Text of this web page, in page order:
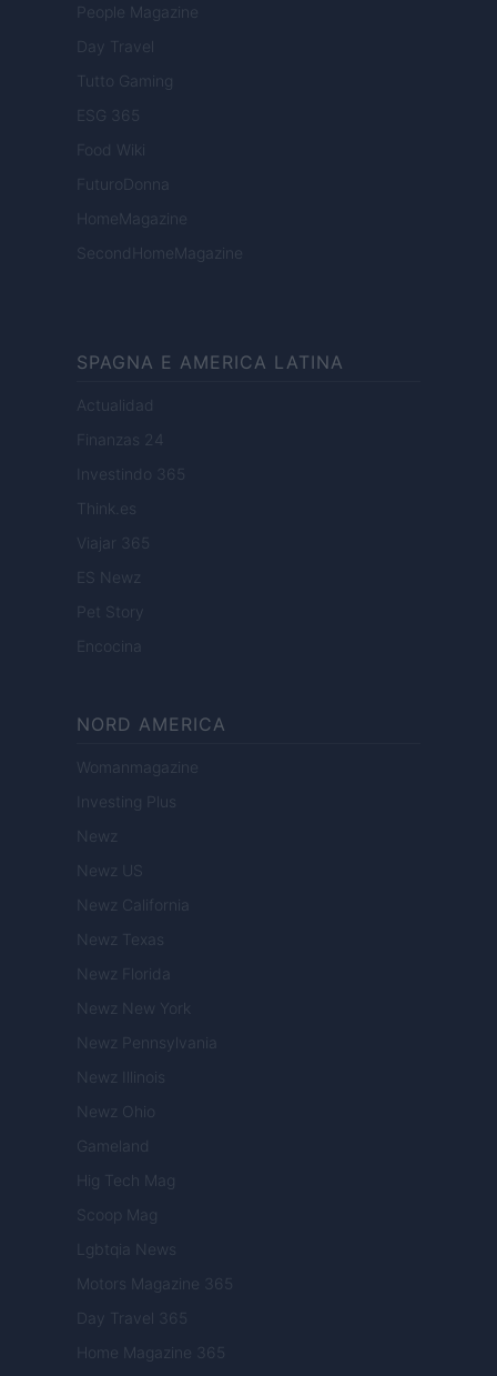
People Magazine
Day Travel
Tutto Gaming
ESG 365
Food Wiki
FuturoDonna
HomeMagazine
SecondHomeMagazine
SPAGNA E AMERICA LATINA
Actualidad
Finanzas 24
Investindo 365
Think.es
Viajar 365
ES Newz
Pet Story
Encocina
NORD AMERICA
Womanmagazine
Investing Plus
Newz
Newz US
Newz California
Newz Texas
Newz Florida
Newz New York
Newz Pennsylvania
Newz Illinois
Newz Ohio
Gameland
Hig Tech Mag
Scoop Mag
Lgbtqia News
Motors Magazine 365
Day Travel 365
Home Magazine 365